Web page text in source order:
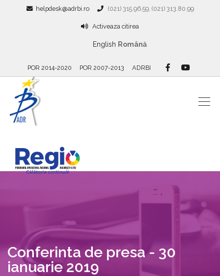
helpdesk@adrbi.ro (021) 315.96.59, (021) 313.80.99
Activeaza citirea
English Română
POR 2014-2020 POR 2007-2013 ADRBI
Conferinta de presa - 30
ianuarie 2019